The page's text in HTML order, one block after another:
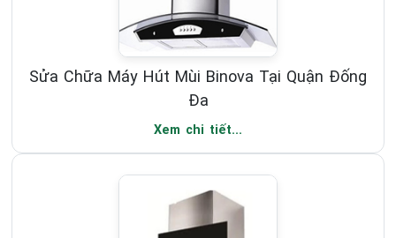
Sửa Chữa Máy Hút Mùi Binova Tại Quận Đống
Đa
Xem chi tiết...